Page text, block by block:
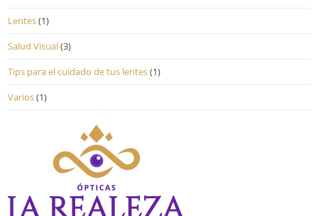
Lentes(1)
Salud Visual(3)
Tips para el cuidado de tus lentes(1)
Varios(1)